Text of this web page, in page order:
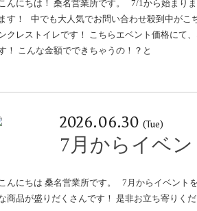
んにちは！ 桑名営業所です。 7/1から始まり
ます！ 中でも大人気でお問い合わせ殺到中が
クレストイレです！ こちらエベント価格に
！ こんな金額でできちゃうの！？と
2026.06.30 (Tue)
7月からイベン
んにちは 桑名営業所です。 7月からイベン
商品が盛りだくさんです！ 是非お立ち寄りく